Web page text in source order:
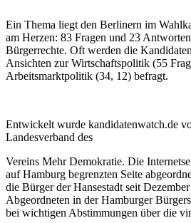
Ein Thema liegt den Berlinern im
am Herzen: 83 Fragen und 23
Bürgerrechte. Oft werden die
Ansichten zur Wirtschaftspolitik (55
Arbeitsmarktpolitik (34, 12) befragt.
Entwickelt wurde kandidatenwatch.de
Landesverband des
Vereins Mehr Demokratie. Die
auf Hamburg begrenzten Seite
die Bürger der Hansestadt seit
Abgeordneten in der Hamburger
bei wichtigen Abstimmungen über die